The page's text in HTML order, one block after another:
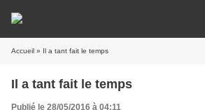
Accueil » Il a tant fait le temps
Il a tant fait le temps
Publié le 28/05/2016 à 04:11